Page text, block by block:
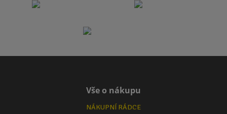
Vše o nákupu
NÁKUPNÍ RÁDCE